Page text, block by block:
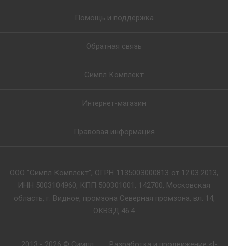
Помощь и поддержка
Обратная связь
Симпл Комплект
Интернет-магазин
Правовая информация
ООО "Симпл Комплект", ОГРН 1135003000813 от 12.03.2013,
ИНН 5003104960, КПП 500301001, 142700, Московская
область, г. Видное, промзона Северная промзона, вл. 14,
ОКВЭД 46.4